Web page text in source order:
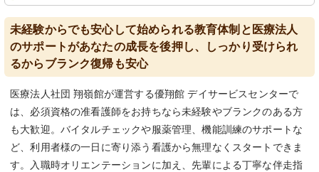
未経験からでも安心して始められる教育体制と医療法人
のサポートがあなたの成長を後押し、しっかり受けられ
るからブランク復帰も安心
医療法人社団 翔嶺館が運営する優翔館 デイサービスセンターで
は、必須資格の准看護師をお持ちなら未経験やブランクのある方
も大歓迎。バイタルチェックや服薬管理、機能訓練のサポートな
ど、利用者様の一日に寄り添う看護から無理なくスタートできま
す。入職時オリエンテーションに加え、先輩による丁寧な伴走指